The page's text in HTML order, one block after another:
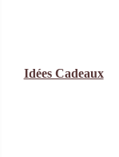
Idées Cadeaux